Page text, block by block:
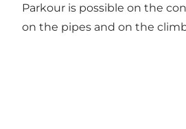
Parkour is possible on the
on the pipes and on the